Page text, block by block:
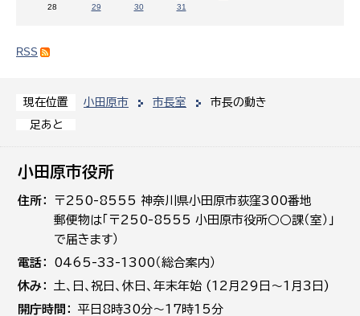
現在位置 小田原市 市長室
市長の動き
足あと
28
29 30 31
RSS
小田原市役所
住所
〒250-8555 神奈川県小田原市荻窪300番地
郵便物は「〒250-8555 小田原市役所○○課（室）」
で届きます）
電話
0465-33-1300（総合案内）
休み
土､日､祝日、休日、年末年始 (12月29日～1月3日)
開庁時間
平日8時30分～17時15分